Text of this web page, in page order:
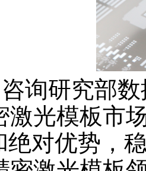
询研究部
激光模板市
绝对优势，